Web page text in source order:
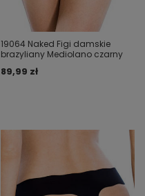
19064 Naked Figi damskie
brazyliany Mediolano czarny
89,99 zł